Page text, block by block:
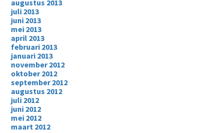
augustus 2013
juli 2013
juni 2013
mei 2013
april 2013
februari 2013
januari 2013
november 2012
oktober 2012
september 2012
augustus 2012
juli 2012
juni 2012
mei 2012
maart 2012